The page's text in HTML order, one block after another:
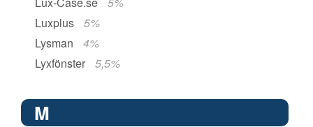
Luxplus
5%
Lysman
4%
Lyxfönster
5,5%
M